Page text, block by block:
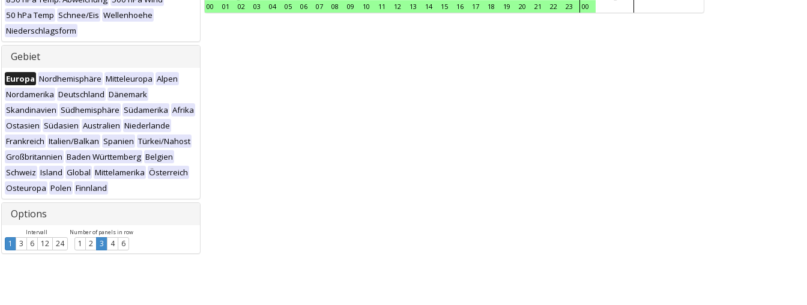
50 hPa Temp Schnee/Eis Wellenhoehe
Niederschlagsform
Gebiet
Europa Nordhemisphäre Mitteleuropa Alpen
Nordamerika Deutschland Dänemark
Skandinavien Südhemisphäre Südamerika Afrika
Ostasien Südasien Australien Niederlande
Frankreich Italien/Balkan Spanien Türkei/Nahost
Großbritannien Baden Württemberg Belgien
Schweiz Island Global Mittelamerika Österreich
Osteuropa Polen Finnland
Options
Intervall
1 3 6 12 24
Number of panels in row
1 2 3 4 6
00
01 02 03 04 05 06 07 08 09 10 11 12 13 14 15 16 17 18 19 20 21 22 23
00